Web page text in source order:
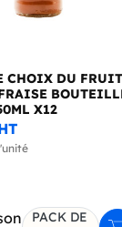
CHOIX DU
X12
PACK DE